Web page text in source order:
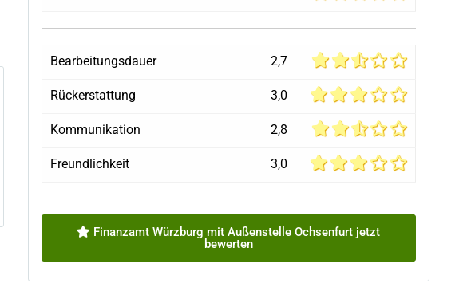
Bearbeitungsdauer 2,7
Rückerstattung 3,0
Kommunikation 2,8
Freundlichkeit 3,0
Finanzamt Würzburg mit Außenstelle Ochsenfurt jetzt
bewerten